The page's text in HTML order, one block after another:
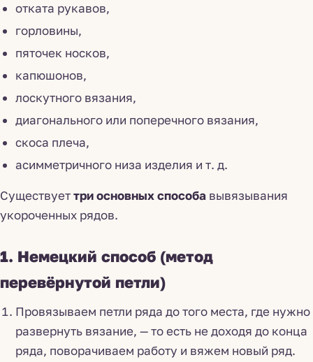
отката рукавов,
горловины,
пяточек носков,
капюшонов,
лоскутного вязания,
диагонального или поперечного вязания,
скоса плеча,
асимметричного низа изделия и т. д.
Существуеттри основных способа вывязывания
укороченных рядов.
1. Немецкий способ (метод
перевёрнутой петли)
Провязываем петли ряда до того места, где нужно
развернуть вязание, — то есть не доходя до конца
ряда, поворачиваем работу и вяжем новый ряд.